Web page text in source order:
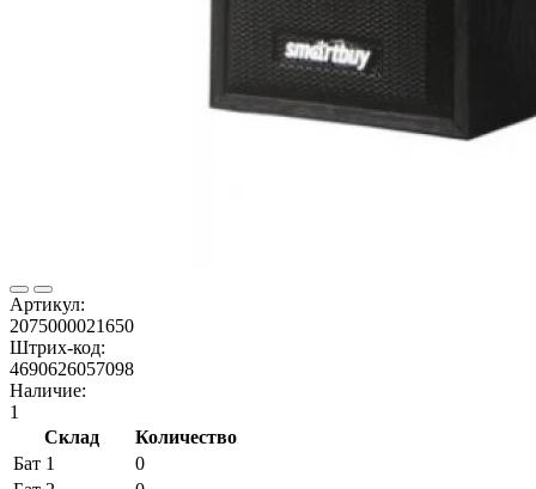
Артикул:
2075000021650
Штрих-код:
4690626057098
Наличие:
1
Склад
Количество
Бат 1
0